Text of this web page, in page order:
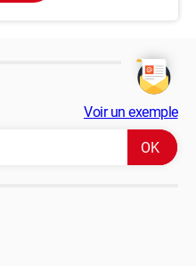
Voir un exemple